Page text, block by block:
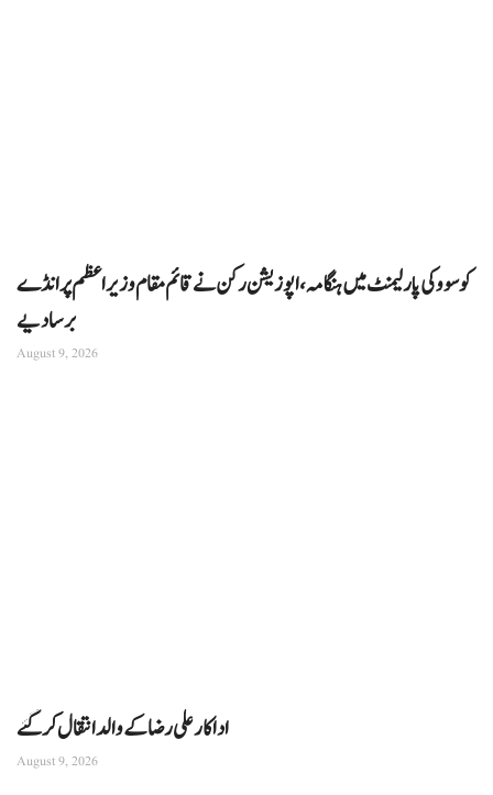
کوسوو کی پارلیمنٹ میں ہنگامہ، اپوزیشن رکن نے قائم مقام وزیراعظم پر انڈے
برسا دیے
August 9, 2026
اداکار علی رضا کے والد انتقال کرگئے
August 9, 2026